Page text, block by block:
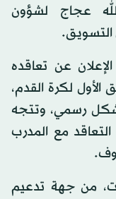
عجاج لشؤون
التسويق.
عن تعاقده
لكرة القدم،
بشكل رسمي، وتتجه
مع المدرب
من جهة تدعيم